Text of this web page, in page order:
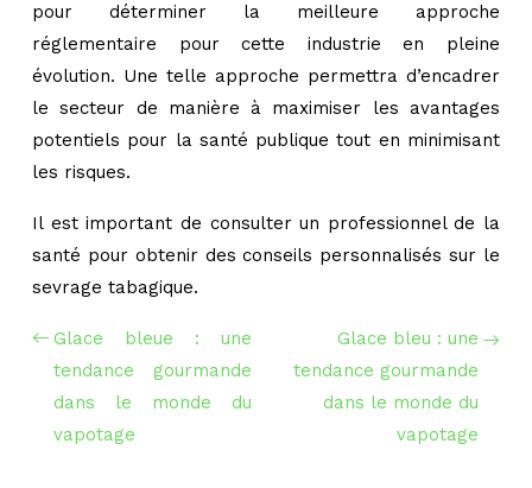
pour déterminer la meilleure approche
réglementaire pour cette industrie en pleine
évolution. Une telle approche permettra d’encadrer
le secteur de manière à maximiser les avantages
potentiels pour la santé publique tout en minimisant
les risques.
Il est important de consulter un professionnel de la
santé pour obtenir des conseils personnalisés sur le
sevrage tabagique.
Glace bleue : une
tendance gourmande
dans le monde du
vapotage
Glace bleu : une
tendance gourmande
dans le monde du
vapotage